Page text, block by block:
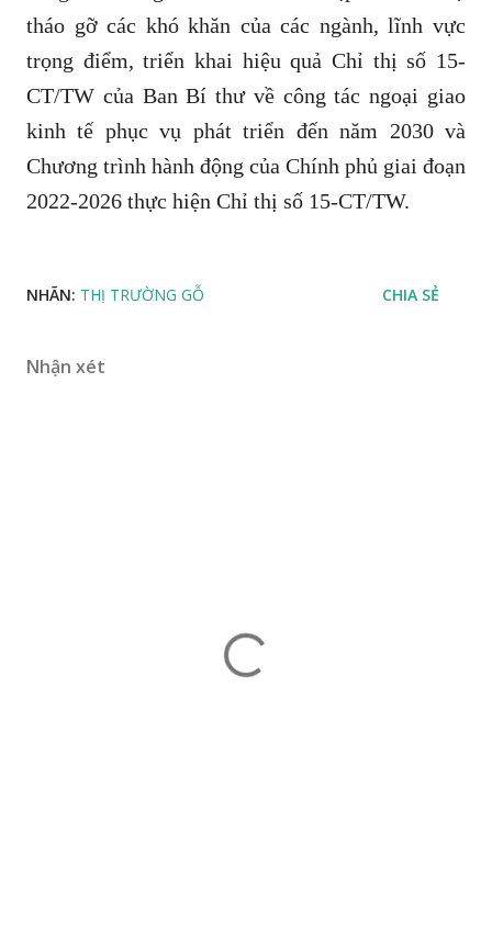
tháo gỡ các khó khăn của các ngành, lĩnh vực
trọng điểm, triển khai hiệu quả Chỉ thị số 15-
CT/TW của Ban Bí thư về công tác ngoại giao
kinh tế phục vụ phát triển đến năm 2030 và
Chương trình hành động của Chính phủ giai đoạn
2022-2026 thực hiện Chỉ thị số 15-CT/TW.
NHÃN: THỊ TRƯỜNG GỖ CHIA SẺ
Nhận xét